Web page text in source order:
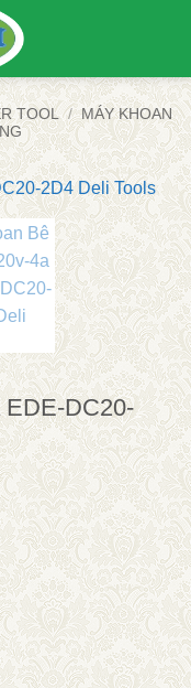
TOOL / MÁY KHOAN
EDE-DC20-